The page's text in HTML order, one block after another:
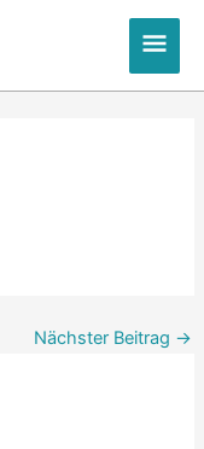
Nächster Beitrag →